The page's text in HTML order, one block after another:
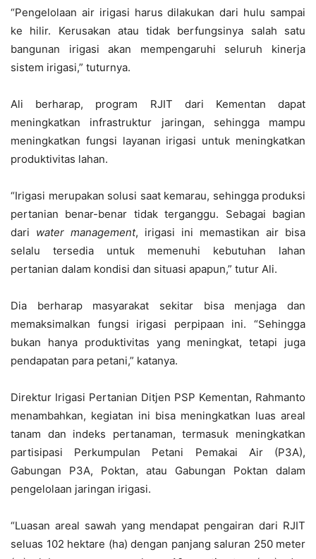
“Pengelolaan air irigasi harus dilakukan dari hulu sampai
ke hilir. Kerusakan atau tidak berfungsinya salah satu
bangunan irigasi akan mempengaruhi seluruh kinerja
sistem irigasi,” tuturnya.
Ali berharap, program RJIT dari Kementan dapat
meningkatkan infrastruktur jaringan, sehingga mampu
meningkatkan fungsi layanan irigasi untuk meningkatkan
produktivitas lahan.
“Irigasi merupakan solusi saat kemarau, sehingga produksi
pertanian benar-benar tidak terganggu. Sebagai bagian
dari water management, irigasi ini memastikan air bisa
selalu tersedia untuk memenuhi kebutuhan lahan
pertanian dalam kondisi dan situasi apapun,” tutur Ali.
Dia berharap masyarakat sekitar bisa menjaga dan
memaksimalkan fungsi irigasi perpipaan ini. “Sehingga
bukan hanya produktivitas yang meningkat, tetapi juga
pendapatan para petani,” katanya.
Direktur Irigasi Pertanian Ditjen PSP Kementan, Rahmanto
menambahkan, kegiatan ini bisa meningkatkan luas areal
tanam dan indeks pertanaman, termasuk meningkatkan
partisipasi Perkumpulan Petani Pemakai Air (P3A),
Gabungan P3A, Poktan, atau Gabungan Poktan dalam
pengelolaan jaringan irigasi.
“Luasan areal sawah yang mendapat pengairan dari RJIT
seluas 102 hektare (ha) dengan panjang saluran 250 meter